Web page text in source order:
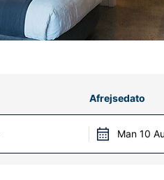
Afrejsedato
Man 10